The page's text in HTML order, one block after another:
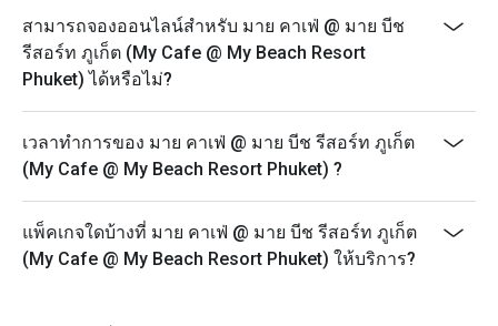
สามารถจองออนไลน์สำหรับ มาย คาเฟ่ @ มาย บีช
รีสอร์ท ภูเก็ต (My Cafe @ My Beach Resort
Phuket) ได้หรือไม่?
เวลาทำการของ มาย คาเฟ่ @ มาย บีช รีสอร์ท ภูเก็ต
(My Cafe @ My Beach Resort Phuket) ?
แพ็คเกจใดบ้างที่ มาย คาเฟ่ @ มาย บีช รีสอร์ท ภูเก็ต
(My Cafe @ My Beach Resort Phuket) ให้บริการ?